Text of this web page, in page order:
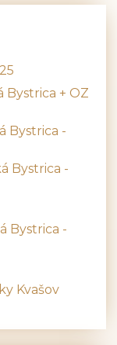
Bystrica + OZ
Bystrica -
Bystrica -
Bystrica -
Kvašov